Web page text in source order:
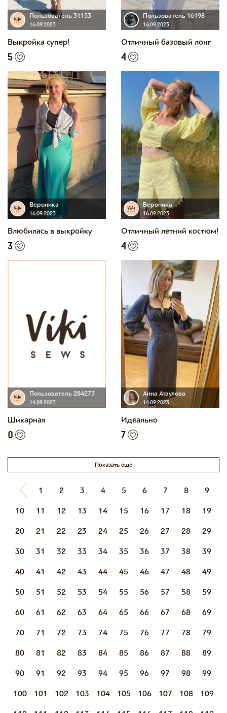
Пользователь 31153
16.09.2023
Выкройка супер!
5
Пользователь 16198
16.09.2023
Отличный базовый лонг
4
Вероника
16.09.2023
Влюбилась в выкройку
3
Вероника
16.09.2023
Отличный летний костюм!
4
Пользователь 284273
14.09.2023
Шикарная
0
Анна Атаулова
14.09.2023
Идеально
7
Показать еще
1 2 3 4 5 6 7 8 9
10 11 12 13 14 15 16 17 18 19
20 21 22 23 24 25 26 27 28 29
30 31 32 33 34 35 36 37 38 39
40 41 42 43 44 45 46 47 48 49
50 51 52 53 54 55 56 57 58 59
60 61 62 63 64 65 66 67 68 69
70 71 72 73 74 75 76 77 78 79
80 81 82 83 84 85 86 87 88 89
90 91 92 93 94 95 96 97 98 99
100 101 102 103 104 105 106 107 108 109